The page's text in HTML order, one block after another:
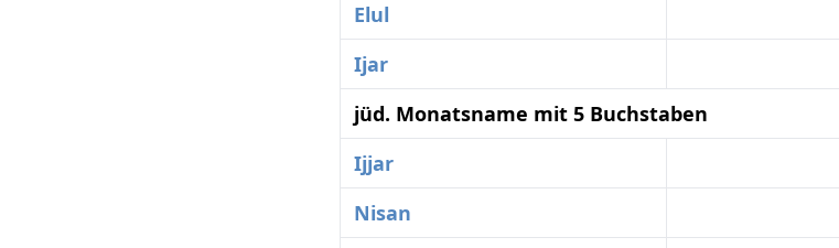
Elul
Ijar
jüd. Monatsname mit 5 Buchstaben
Ijjar
Nisan